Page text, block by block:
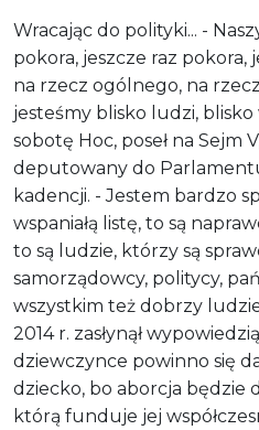
Wracając do polityki... -
pokora, jeszcze raz pokora,
na rzecz ogólnego, na
jesteśmy blisko ludzi,
sobotę Hoc, poseł na Sejm
deputowany do
kadencji. - Jestem bardzo
wspaniałą listę, to są
to są ludzie, którzy są
samorządowcy, politycy,
wszystkim też dobrzy
2014 r. zasłynął
dziewczynce powinno się
dziecko, bo aborcja będzie
którą funduje jej